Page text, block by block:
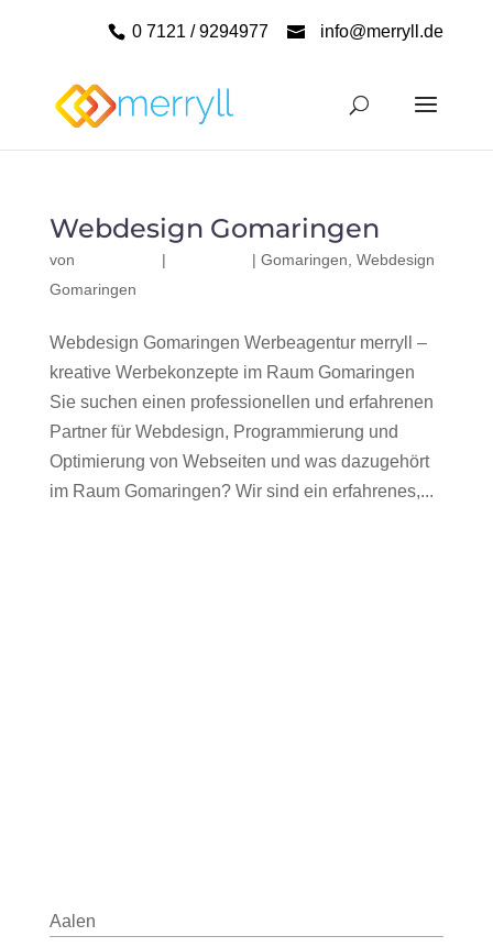
0 7121 / 9294977 info@merryll.de
Webdesign Gomaringen
von | | Gomaringen Webdesign
Gomaringen
Webdesign Gomaringen Werbeagentur merryll –
kreative Werbekonzepte im Raum Gomaringen
Sie suchen einen professionellen und erfahrenen
Partner für Webdesign, Programmierung und
Optimierung von Webseiten und was dazugehört
im Raum Gomaringen? Wir sind ein erfahrenes,...
Aalen